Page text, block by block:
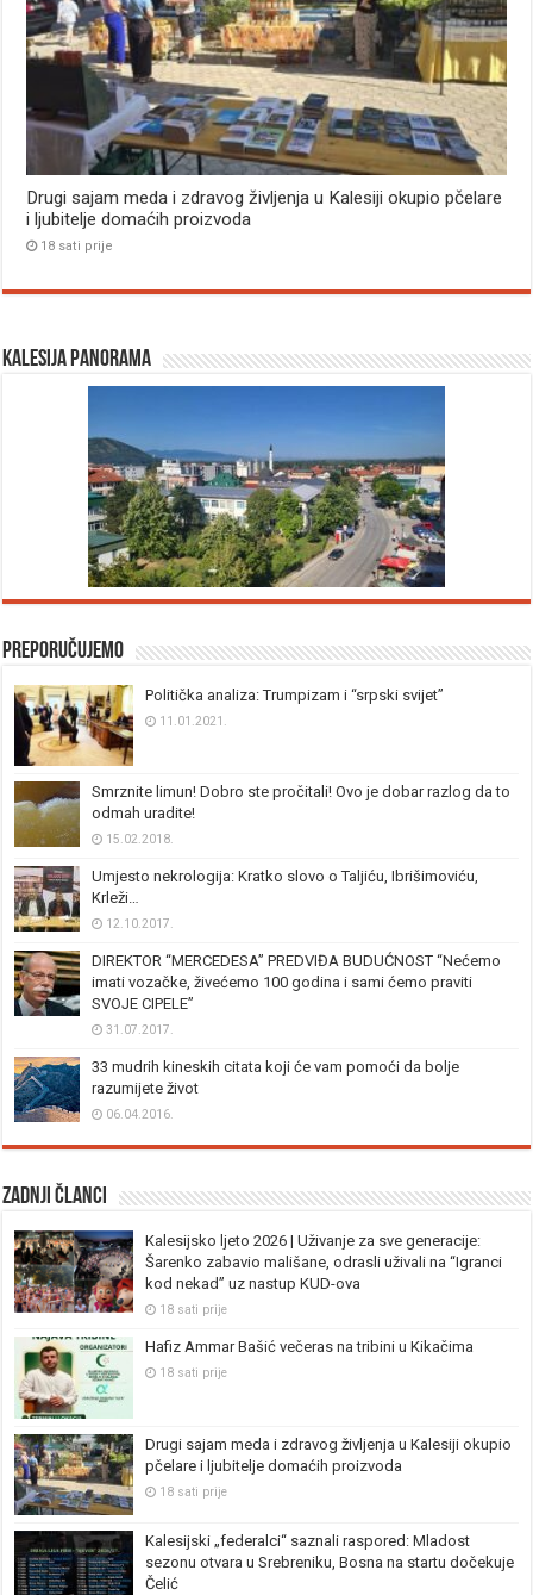
Drugi sajam meda i zdravog življenja u Kalesiji okupio pčelare
i ljubitelje domaćih proizvoda
18 sati prije
Kalesija panorama
Preporučujemo
Politička analiza: Trumpizam i “srpski svijet”
11.01.2021.
Smrznite limun! Dobro ste pročitali! Ovo je dobar razlog da to
odmah uradite!
15.02.2018.
Umjesto nekrologija: Kratko slovo o Taljiću, Ibrišimoviću,
Krleži…
12.10.2017.
DIREKTOR “MERCEDESA” PREDVIĐA BUDUĆNOST “Nećemo
imati vozačke, živećemo 100 godina i sami ćemo praviti
SVOJE CIPELE”
31.07.2017.
33 mudrih kineskih citata koji će vam pomoći da bolje
razumijete život
06.04.2016.
Zadnji članci
Kalesijsko ljeto 2026 | Uživanje za sve generacije:
Šarenko zabavio mališane, odrasli uživali na “Igranci
kod nekad” uz nastup KUD-ova
18 sati prije
Hafiz Ammar Bašić večeras na tribini u Kikačima
18 sati prije
Drugi sajam meda i zdravog življenja u Kalesiji okupio
pčelare i ljubitelje domaćih proizvoda
18 sati prije
Kalesijski „federalci“ saznali raspored: Mladost
sezonu otvara u Srebreniku, Bosna na startu dočekuje
Čelić